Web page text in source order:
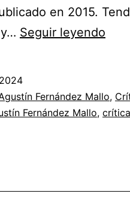
en 2015.
Seguir leyendo
de
Fernández Mallo,
Fernández Mallo, crítica